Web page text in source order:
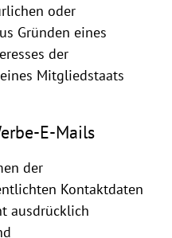
oder
Gründen eines
der
Mitgliedstaats
E-Mails
der
Kontaktdaten
ausdrücklich